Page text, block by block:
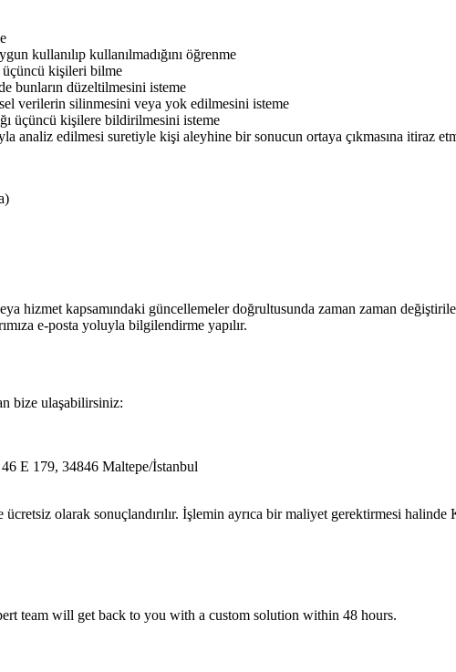
kullanılıp kullanılmadığını öğrenme
üçüncü kişileri bilme
bunların düzeltilmesini isteme
verilerin silinmesini veya yok edilmesini isteme
üçüncü kişilere bildirilmesini isteme
analiz edilmesi suretiyle kişi aleyhine bir sonucun ortaya çıkmasına itiraz
hizmet kapsamındaki güncellemeler doğrultusunda zaman zaman
e-posta yoluyla bilgilendirme yapılır.
bize ulaşabilirsiniz:
E 179, 34846 Maltepe/İstanbul
ücretsiz olarak sonuçlandırılır. İşlemin ayrıca bir maliyet gerektirmesi
team will get back to you with a custom solution within 48 hours.